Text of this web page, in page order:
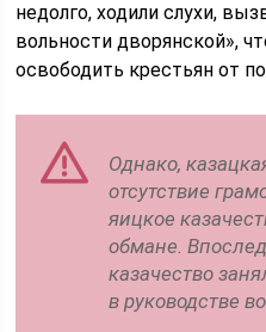
недолго, ходили слухи,
вольности дворянской»,
освободить крестьян от
Однако,
отсутствие
яицкое
обмане.
казачество
в руководстве